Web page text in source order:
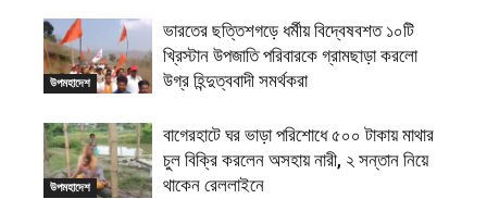
উপমহাদেশ
ভারতের ছত্তিশগড়ে ধর্মীয় বিদ্বেষবশত ১০টি
খ্রিস্টান উপজাতি পরিবারকে গ্রামছাড়া করলো
উগ্র হিন্দুত্ববাদী সমর্থকরা
উপমহাদেশ
বাগেরহাটে ঘর ভাড়া পরিশোধে ৫০০ টাকায় মাথার
চুল বিক্রি করলেন অসহায় নারী, ২ সন্তান নিয়ে
থাকেন রেললাইনে